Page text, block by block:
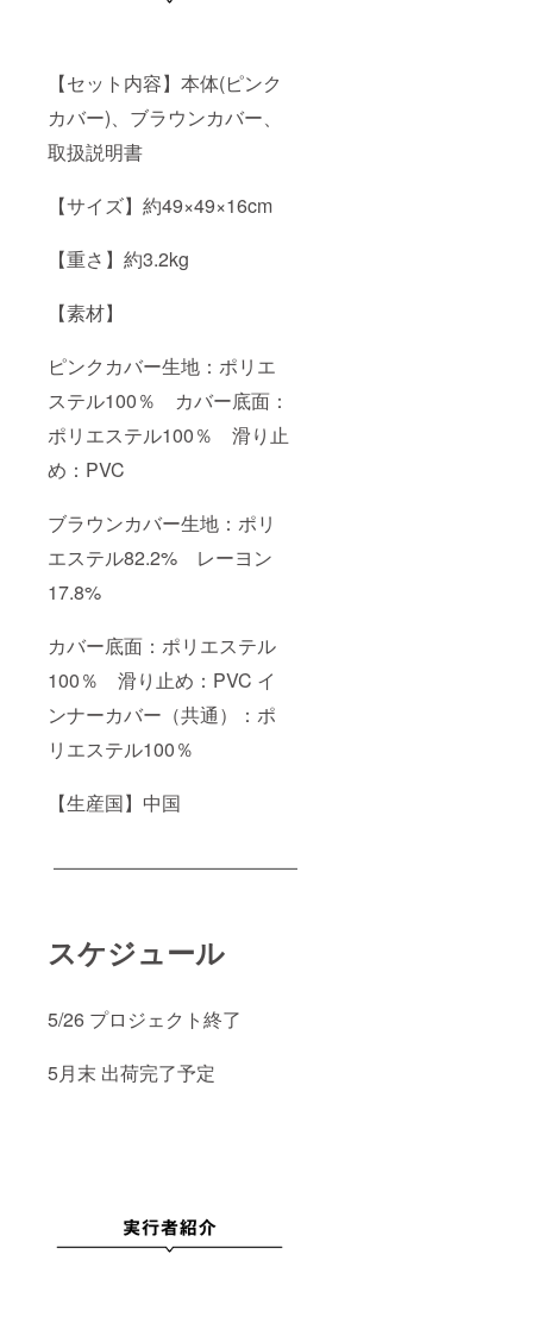
【セット内容】本体(ピンク
カバー)、ブラウンカバー、
取扱説明書
【サイズ】約49×49×16cm
【重さ】約3.2kg
【素材】
ピンクカバー生地：ポリエ
ステル100％ カバー底面：
ポリエステル100％ 滑り止
め：PVC
ブラウンカバー生地：ポリ
エステル82.2% レーヨン
17.8%
カバー底面：ポリエステル
100％ 滑り止め：PVC イ
ンナーカバー（共通）：ポ
リエステル100％
【生産国】中国
スケジュール
5/26 プロジェクト終了
5月末 出荷完了予定